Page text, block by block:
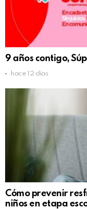
9 años contigo,
hace 12 días
Cómo prevenir
niños en etapa